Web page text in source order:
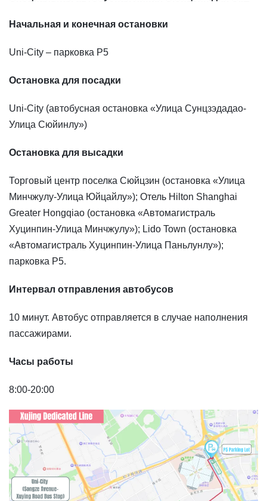
Начальная и конечная остановки
Uni-City – парковка P5
Остановка для посадки
Uni-City (автобусная остановка «Улица Сунцзэдадао-
Улица Сюйинлу»)
Остановка для высадки
Торговый центр поселка Сюйцзин (остановка «Улица
Минчжулу-Улица Юйцайлу»); Отель Hilton Shanghai
Greater Hongqiao (остановка «Автомагистраль
Хуцинпин-Улица Минчжулу»); Lido Town (остановка
«Автомагистраль Хуцинпин-Улица Паньлунлу»);
парковка P5.
Интервал отправления автобусов
10 минут. Автобус отправляется в случае наполнения
пассажирами.
Часы работы
8:00-20:00